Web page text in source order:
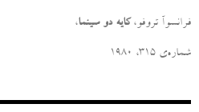
فرانسوآ تروفو،کایه دو سینما،
شماره‌ی ۳۱۵، ۱۹۸۰